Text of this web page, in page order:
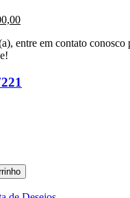
entre em contato